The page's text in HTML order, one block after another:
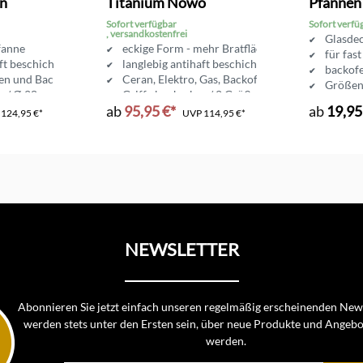
beschichtet
und Backofen
Ø 28 cm
124,95 €*
Sofort verfügbar
, versandkostenfrei
eckige Form - mehr Bratfläche
langlebig antihaft beschichtet
Ceran, Elektro, Gas, Backofen
Griff abnehmbar / 2 Größen erhältlich
ab95,95 €* UVP 114,95 €*
Sofort
für fast
ab
NEWSLETTER
Abonnieren Sie jetzt einfach unseren regelmäßig erscheinenden
werden stets unter den Ersten sein, über neue Produkte und
werden.